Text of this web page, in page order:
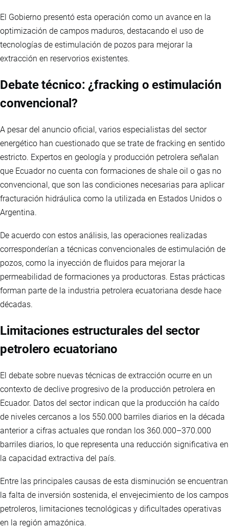
El Gobierno presentó esta operación como un avance en la
optimización de campos maduros, destacando el uso de
tecnologías de estimulación de pozos para mejorar la
extracción en reservorios existentes.
Debate técnico: ¿fracking o estimulación
convencional?
A pesar del anuncio oficial, varios especialistas del sector
energético han cuestionado que se trate de fracking en sentido
estricto. Expertos en geología y producción petrolera señalan
que Ecuador no cuenta con formaciones de shale oil o gas no
convencional, que son las condiciones necesarias para aplicar
fracturación hidráulica como la utilizada en Estados Unidos o
Argentina.
De acuerdo con estos análisis, las operaciones realizadas
corresponderían a técnicas convencionales de estimulación de
pozos, como la inyección de fluidos para mejorar la
permeabilidad de formaciones ya productoras. Estas prácticas
forman parte de la industria petrolera ecuatoriana desde hace
décadas.
Limitaciones estructurales del sector
petrolero ecuatoriano
El debate sobre nuevas técnicas de extracción ocurre en un
contexto de declive progresivo de la producción petrolera en
Ecuador. Datos del sector indican que la producción ha caído
de niveles cercanos a los 550.000 barriles diarios en la década
anterior a cifras actuales que rondan los 360.000–370.000
barriles diarios, lo que representa una reducción significativa en
la capacidad extractiva del país.
Entre las principales causas de esta disminución se encuentran
la falta de inversión sostenida, el envejecimiento de los campos
petroleros, limitaciones tecnológicas y dificultades operativas
en la región amazónica.